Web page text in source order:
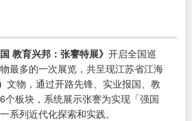
教育兴邦：张謇特展》 开启全国巡
最多的一次展览，共呈现江苏省江海
文物，通过开路先锋、实业报国、教
个板块，系统展示张謇为实现「强国
系列近代化探索和实践。